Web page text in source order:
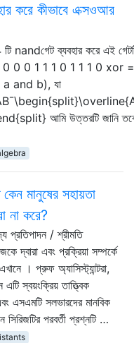
করে কীভাবে এক্সওআর
nandগেট ব্যবহার করে এই
0 0 0 0 1 1 1 0 1 1 1 0 xor =
and b), যা
আমি উত্তরটি জানি
মানুষের সহায়তা
না করে?
প্রতিপাদন / শ্রীমতি
এবং প্রক্রিয়া সম্পর্কে
। প্রুফ অ্যাসিস্ট্যান্টরা,
স্বয়ংক্রিয় তাত্ত্বিক
এসএমটি সলভারদের মানবিক
পরবর্তী প্রশ্নটি …